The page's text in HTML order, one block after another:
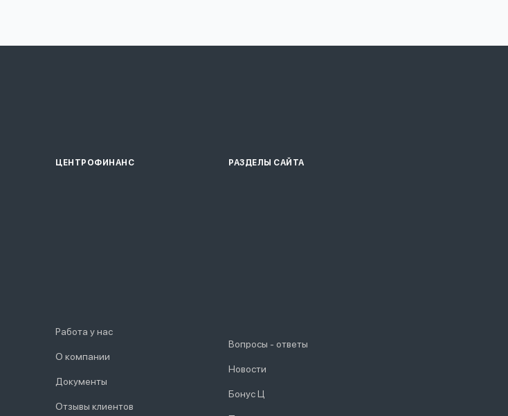
ЦЕНТРОФИНАНС
Работа у нас
О компании
Документы
Отзывы клиентов
РАЗДЕЛЫ САЙТА
Вопросы - ответы
Новости
Бонус Ц